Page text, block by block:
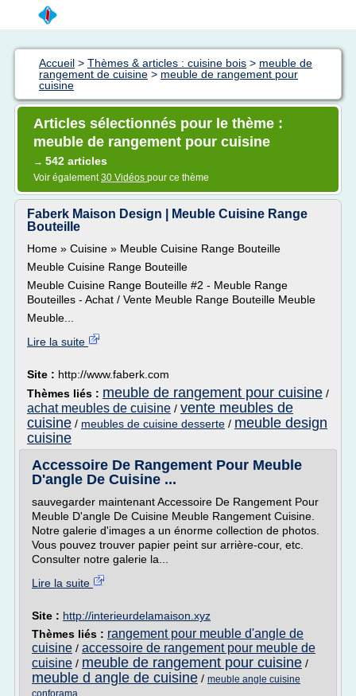
Accueil > Thèmes & articles : cuisine bois > meuble de
rangement de cuisine > meuble de rangement pour
cuisine
Articles sélectionnés pour le thème :
meuble de rangement pour cuisine
→ 542 articles
Voir également30 Vidéos pour ce thème
Faberk Maison Design | Meuble Cuisine Range
Bouteille
Home » Cuisine » Meuble Cuisine Range Bouteille
Meuble Cuisine Range Bouteille
Meuble Cuisine Range Bouteille #2 - Meuble Range
Bouteilles - Achat / Vente Meuble Range Bouteille Meuble
Meuble...
Lire la suite
Site : http://www.faberk.com
Thèmes liés : meuble de rangement pour cuisine /
achat meubles de cuisine / vente meubles de
cuisine / meubles de cuisine desserte / meuble design
cuisine
Accessoire De Rangement Pour Meuble
D'angle De Cuisine ...
sauvegarder maintenant Accessoire De Rangement Pour
Meuble D'angle De Cuisine Meuble Rangement Cuisine.
Notre galerie d'images a un énorme collection de photos.
Vous pouvez trouver papier peint sur arrière-cour, etc.
Consulter notre galerie la...
Lire la suite
Site : http://interieurdelamaison.xyz
Thèmes liés : rangement pour meuble d'angle de
cuisine / accessoire de rangement pour meuble de
cuisine / meuble de rangement pour cuisine /
meuble d angle de cuisine / meuble angle cuisine
conforama